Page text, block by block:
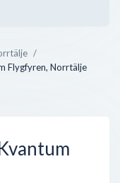
Flygfyren, Norrtälje
kan bidra